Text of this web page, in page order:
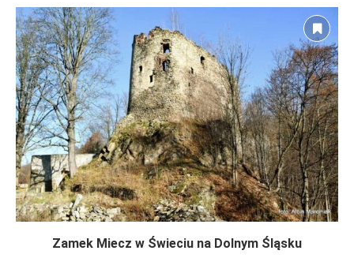
Zamek Miecz w Świeciu na Dolnym Śląsku